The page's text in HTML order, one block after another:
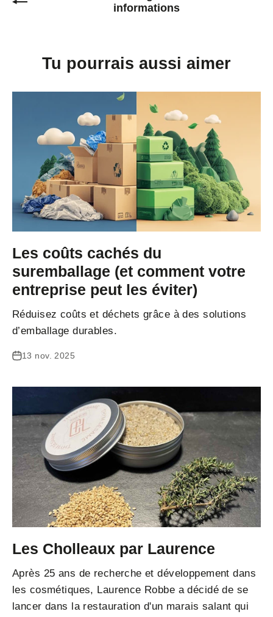
informations
Tu pourrais aussi aimer
Les coûts cachés du
suremballage (et comment votre
entreprise peut les éviter)
Réduisez coûts et déchets grâce à des solutions
d’emballage durables.
13 nov. 2025
Les Cholleaux par Laurence
Après 25 ans de recherche et développement dans
les cosmétiques, Laurence Robbe a décidé de se
lancer dans la restauration d'un marais salant qui